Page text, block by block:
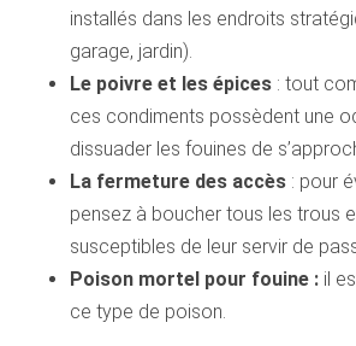
installés dans les endroits
garage, jardin).
Le poivre et les épices: tout
ces condiments possèdent une
dissuader les fouines de
La fermeture des accès: pour
pensez à boucher tous les trous
susceptibles de leur servir de
Poison mortel pour fouine : il
ce type de poison.